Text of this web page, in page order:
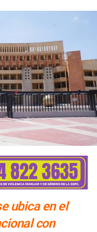
ubica en el
con